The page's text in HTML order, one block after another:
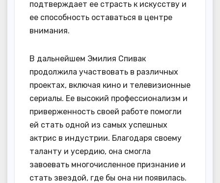
подтверждает ее страсть к искусству и
ее способность оставаться в центре
внимания.
В дальнейшем Эмилия Спивак
продолжила участвовать в различных
проектах, включая кино и телевизионные
сериалы. Ее высокий профессионализм и
приверженность своей работе помогли
ей стать одной из самых успешных
актрис в индустрии. Благодаря своему
таланту и усердию, она смогла
завоевать многочисленное признание и
стать звездой, где бы она ни появилась.